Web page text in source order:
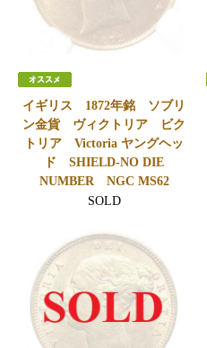
イギリス 1872年銘 ソブリ
ン金貨 ヴィクトリア ビク
トリア Victoria ヤングヘッ
ド SHIELD-NO DIE
NUMBER NGC MS62
SOLD